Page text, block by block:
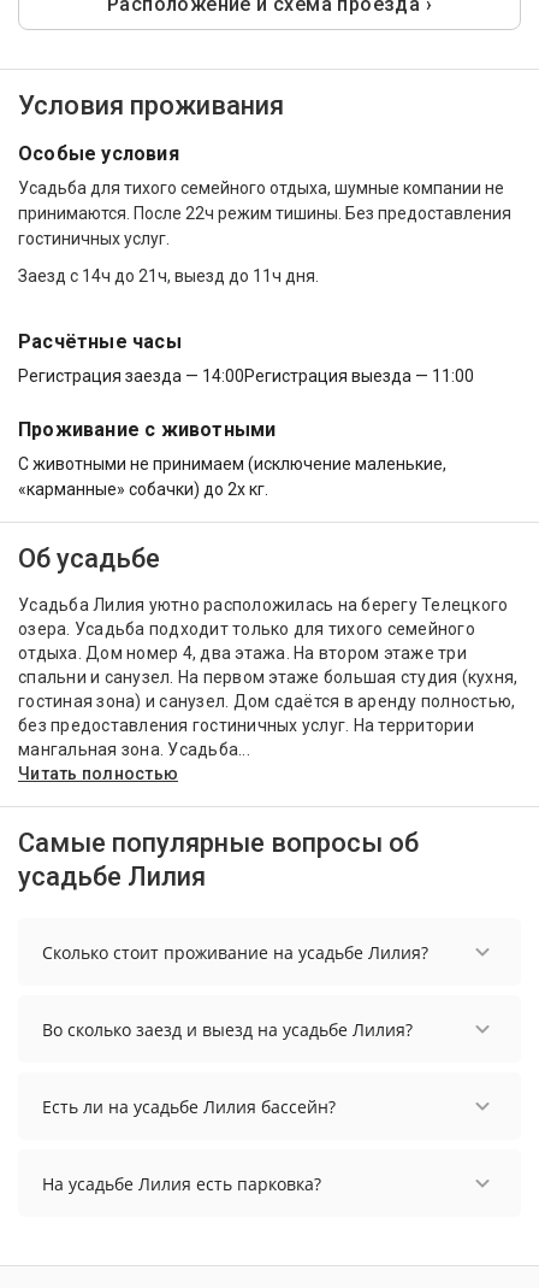
Расположение и схема проезда ›
Условия проживания
Особые условия
Усадьба для тихого семейного отдыха, шумные компании не
принимаются. После 22ч режим тишины. Без предоставления
гостиничных услуг.
Заезд с 14ч до 21ч, выезд до 11ч дня.
Расчётные часы
Регистрация заезда — 14:00Регистрация выезда — 11:00
Проживание с животными
С животными не принимаем (исключение маленькие,
«карманные» собачки) до 2х кг.
Об усадьбе
Усадьба Лилия уютно расположилась на берегу Телецкого
озера. Усадьба подходит только для тихого семейного
отдыха. Дом номер 4, два этажа. На втором этаже три
спальни и санузел. На первом этаже большая студия (кухня,
гостиная зона) и санузел. Дом сдаётся в аренду полностью,
без предоставления гостиничных услуг. На территории
мангальная зона. Усадьба...
Читать полностью
Самые популярные вопросы об
усадьбе Лилия
Сколько стоит проживание на усадьбе Лилия?
начинается от 25000 рублей. Чтобы увидеть
актуальные цены на проживание, выберите
Во сколько заезд и выезд на усадьбе Лилия?
осуществить до 11:00.
Есть ли на усадьбе Лилия бассейн?
На усадьбе Лилия есть парковка?